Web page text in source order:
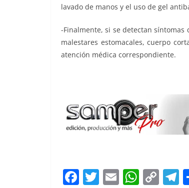
lavado de manos y el uso de gel
-Finalmente, si se detectan
malestares estomacales, cuerpo
atención médica correspondiente.
F T E W C T